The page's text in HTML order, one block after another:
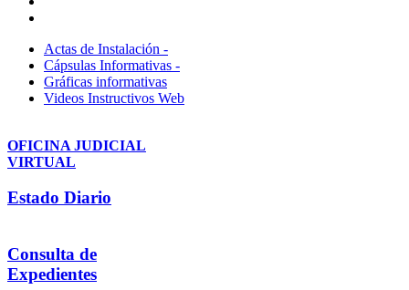
Actas de Instalación -
Cápsulas Informativas -
Gráficas informativas
Videos Instructivos Web
OFICINA JUDICIAL
VIRTUAL
Estado Diario
Consulta de
Expedientes